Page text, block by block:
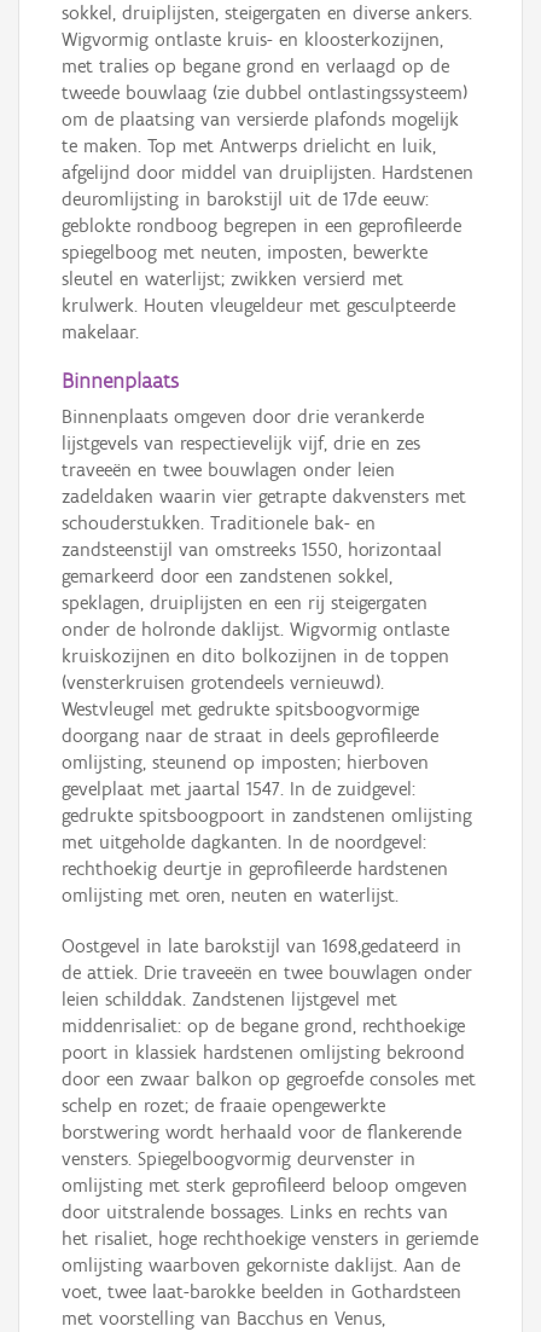
sokkel, druiplijsten, steigergaten en diverse ankers.
Wigvormig ontlaste kruis- en kloosterkozijnen,
met tralies op begane grond en verlaagd op de
tweede bouwlaag (zie dubbel ontlastingssysteem)
om de plaatsing van versierde plafonds mogelijk
te maken. Top met Antwerps drielicht en luik,
afgelijnd door middel van druiplijsten. Hardstenen
deuromlijsting in barokstijl uit de 17de eeuw:
geblokte rondboog begrepen in een geprofileerde
spiegelboog met neuten, imposten, bewerkte
sleutel en waterlijst; zwikken versierd met
krulwerk. Houten vleugeldeur met gesculpteerde
makelaar.
Binnenplaats
Binnenplaats omgeven door drie verankerde
lijstgevels van respectievelijk vijf, drie en zes
traveeën en twee bouwlagen onder leien
zadeldaken waarin vier getrapte dakvensters met
schouderstukken. Traditionele bak- en
zandsteenstijl van omstreeks 1550, horizontaal
gemarkeerd door een zandstenen sokkel,
speklagen, druiplijsten en een rij steigergaten
onder de holronde daklijst. Wigvormig ontlaste
kruiskozijnen en dito bolkozijnen in de toppen
(vensterkruisen grotendeels vernieuwd).
Westvleugel met gedrukte spitsboogvormige
doorgang naar de straat in deels geprofileerde
omlijsting, steunend op imposten; hierboven
gevelplaat met jaartal 1547. In de zuidgevel:
gedrukte spitsboogpoort in zandstenen omlijsting
met uitgeholde dagkanten. In de noordgevel:
rechthoekig deurtje in geprofileerde hardstenen
omlijsting met oren, neuten en waterlijst.
Oostgevel in late barokstijl van 1698,gedateerd in
de attiek. Drie traveeën en twee bouwlagen onder
leien schilddak. Zandstenen lijstgevel met
middenrisaliet: op de begane grond, rechthoekige
poort in klassiek hardstenen omlijsting bekroond
door een zwaar balkon op gegroefde consoles met
schelp en rozet; de fraaie opengewerkte
borstwering wordt herhaald voor de flankerende
vensters. Spiegelboogvormig deurvenster in
omlijsting met sterk geprofileerd beloop omgeven
door uitstralende bossages. Links en rechts van
het risaliet, hoge rechthoekige vensters in geriemde
omlijsting waarboven gekorniste daklijst. Aan de
voet, twee laat-barokke beelden in Gothardsteen
met voorstelling van Bacchus en Venus,